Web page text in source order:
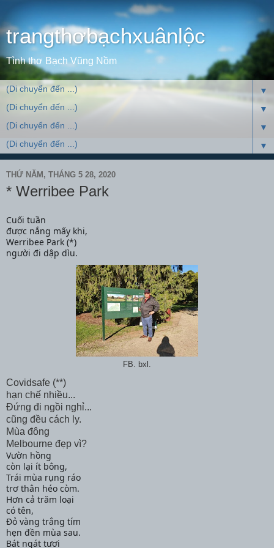
trangthơbạchxuânlộc
Tình thơ Bạch Vũng Nồm
▼
▼
▼
▼
THỨ NĂM, THÁNG 5 28, 2020
* Werribee Park
Cuối tuần
được nắng mấy khi,
Werribee Park (*)
người đi dập dìu.
FB. bxl.
Covidsafe (**)
hạn chế nhiều...
Đứng đi ngồi nghỉ...
cũng đều cách ly.
Mùa đông
Melbourne đẹp vì?
Vườn hồng
còn lại ít bông,
Trái mùa rụng ráo
trơ thân héo còm.
Hơn cả trăm loại
có tên,
Đỏ vàng trắng tím
hẹn đền mùa sau.
Bát ngát tươi